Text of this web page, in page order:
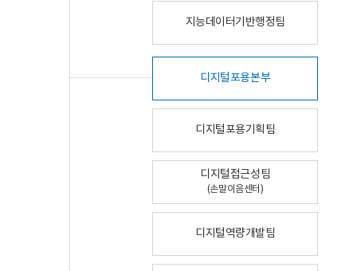
지능데이터기반행정팀
디지털포용본부
디지털포용기획팀
디지털접근성팀
(손말이음센터)
디지털역량개발팀